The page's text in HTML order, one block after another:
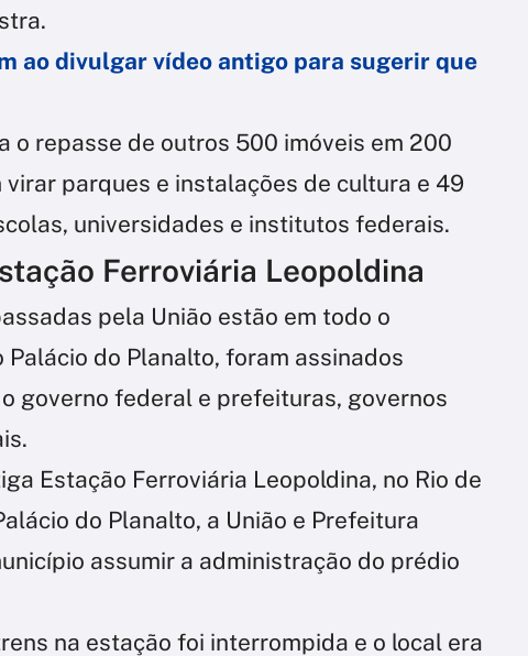
ao divulgar vídeo antigo para sugerir que
o repasse de outros 500 imóveis em 200
parques e instalações de cultura e 49
universidades e institutos federais.
Ferroviária Leopoldina
pela União estão em todo o
do Planalto, foram assinados
governo federal e prefeituras, governos
Estação Ferroviária Leopoldina, no Rio de
do Planalto, a União e Prefeitura
assumir a administração do prédio
na estação foi interrompida e o local era